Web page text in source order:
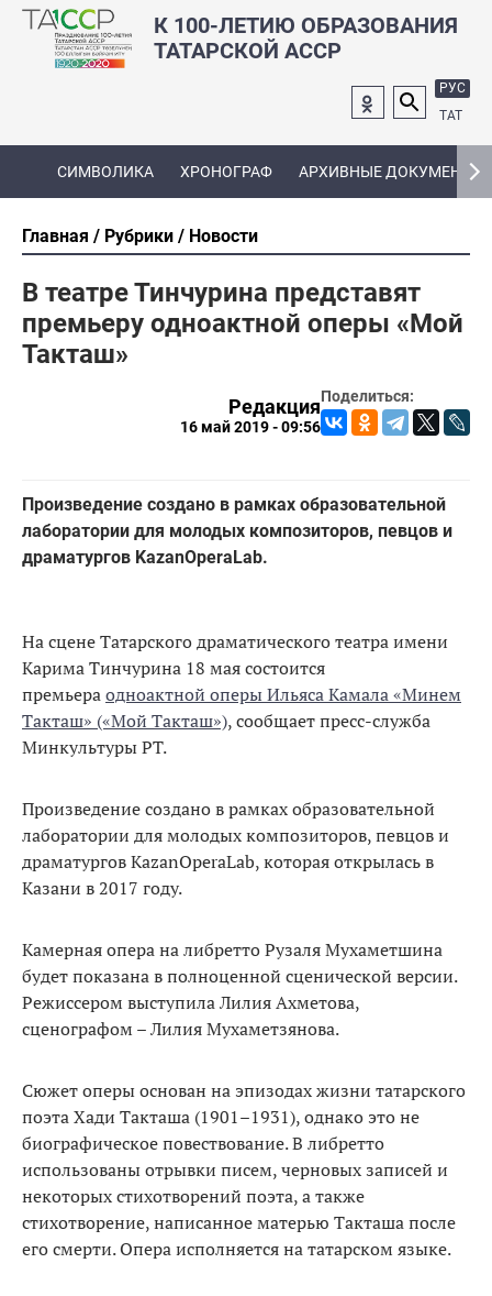
К 100-ЛЕТИЮ ОБРАЗОВАНИЯ
ТАТАРСКОЙ АССР
РУС
ТАТ
СИМВОЛИКА ХРОНОГРАФ АРХИВНЫЕ ДОКУМЕНТЫ
Главная Рубрики Новости
В театре Тинчурина представят
премьеру одноактной оперы «Мой
Такташ»
Поделиться:
Редакция
16 май 2019 - 09:56
Произведение создано в рамках образовательной
лаборатории для молодых композиторов, певцов и
драматургов KazanOperaLab.
На сцене Татарского драматического театра имени
Карима Тинчурина 18 мая состоится
премьераодноактной оперы Ильяса Камала «Минем
Такташ» («Мой Такташ»), сообщает пресс-служба
Минкультуры РТ.
Произведение создано в рамках образовательной
лаборатории для молодых композиторов, певцов и
драматургов KazanOperaLab, которая открылась в
Казани в 2017 году.
Камерная опера на либретто Рузаля Мухаметшина
будет показана в полноценной сценической версии.
Режиссером выступила Лилия Ахметова,
сценографом – Лилия Мухаметзянова.
Сюжет оперы основан на эпизодах жизни татарского
поэта Хади Такташа (1901–1931), однако это не
биографическое повествование. В либретто
использованы отрывки писем, черновых записей и
некоторых стихотворений поэта, а также
стихотворение, написанное матерью Такташа после
его смерти. Опера исполняется на татарском языке.